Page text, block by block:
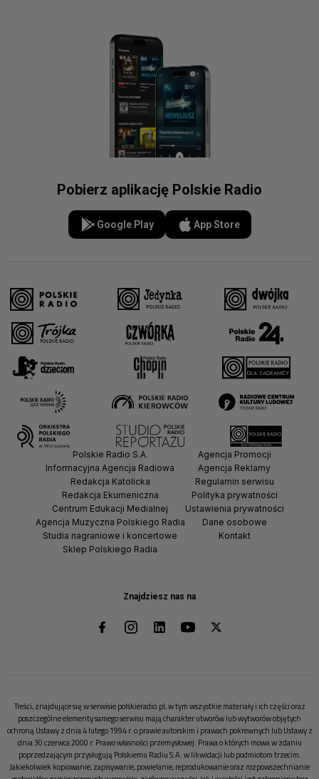
Pobierz aplikację Polskie Radio
Google Play App Store
Znajdziesz nas na
Polskie Radio S.A.
Informacyjna Agencja Radiowa
Redakcja Katolicka
Redakcja Ekumeniczna
Centrum Edukacji Medialnej
Agencja Muzyczna Polskiego Radia
Studia nagraniowe i koncertowe
Sklep Polskiego Radia
Agencja Promocji
Agencja Reklamy
Regulamin serwisu
Polityka prywatności
Ustawienia prywatności
Dane osobowe
Kontakt
Treści, znajdujące się w serwisie polskieradio.pl, w tym wszystkie materiały i ich części oraz
poszczególne elementy samego serwisu mają charakter utworów lub wytworów objętych
ochroną Ustawy z dnia 4 lutego 1994 r. o prawie autorskim i prawach pokrewnych lub Ustawy z
dnia 30 czerwca 2000 r. Prawo własności przemysłowej. Prawa o których mowa w zdaniu
poprzedzającym przysługują Polskiemu Radiu S.A. w likwidacji lub podmiotom trzecim.
Jakiekolwiek kopiowanie, zapisywanie, powielanie, reprodukowanie oraz rozpowszechnianie